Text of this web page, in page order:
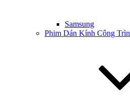
Samsung
Phim Dán Kính Công